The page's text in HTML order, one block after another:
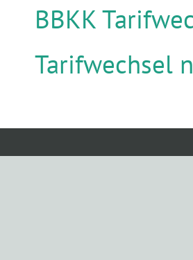
BBKK
Tarifwechsel